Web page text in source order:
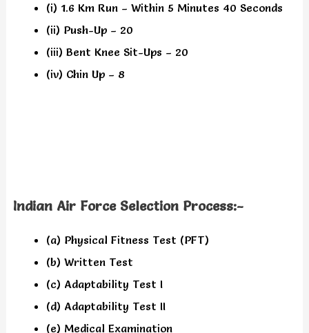
(i) 1.6 Km Run – Within 5 Minutes 40 Seconds
(ii) Push-Up – 20
(iii) Bent Knee Sit-Ups – 20
(iv) Chin Up – 8
Indian Air Force Selection Process:-
(a) Physical Fitness Test (PFT)
(b) Written Test
(c) Adaptability Test I
(d) Adaptability Test II
(e) Medical Examination